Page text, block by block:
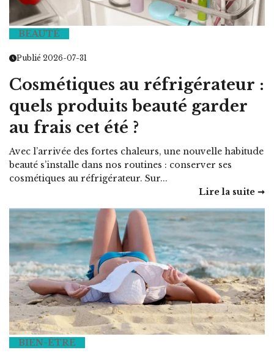
BEAUTÉ
Publié 2026-07-31
Cosmétiques au réfrigérateur :
quels produits beauté garder
au frais cet été ?
Avec l’arrivée des fortes chaleurs, une nouvelle habitude
beauté s’installe dans nos routines : conserver ses
cosmétiques au réfrigérateur. Sur...
Lire la suite ➞
BIEN-ÊTRE